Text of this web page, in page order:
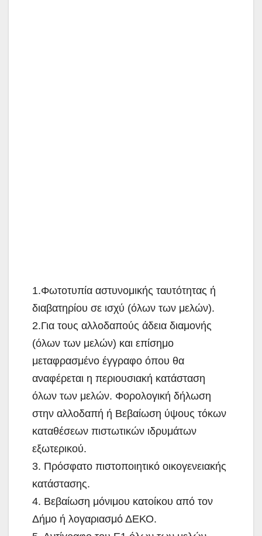
1.Φωτοτυπία αστυνομικής ταυτότητας ή
διαβατηρίου σε ισχύ (όλων των μελών).
2.Για τους αλλοδαπούς άδεια διαμονής
(όλων των μελών) και επίσημο
μεταφρασμένο έγγραφο όπου θα
αναφέρεται η περιουσιακή κατάσταση
όλων των μελών. Φορολογική δήλωση
στην αλλοδαπή ή Βεβαίωση ύψους τόκων
καταθέσεων πιστωτικών ιδρυμάτων
εξωτερικού.
3. Πρόσφατο πιστοποιητικό οικογενειακής
κατάστασης.
4. Βεβαίωση μόνιμου κατοίκου από τον
Δήμο ή λογαριασμό ΔΕΚΟ.